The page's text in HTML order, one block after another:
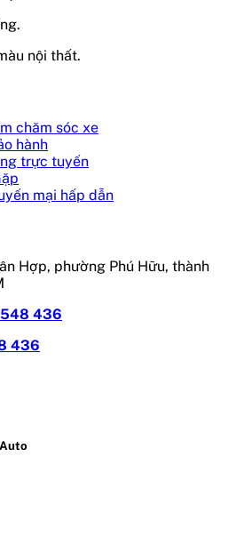
nội thất.
chăm sóc xe
hành
trực tuyến
mại hấp dẫn
Hợp, phường Phú Hữu, thành
436
436